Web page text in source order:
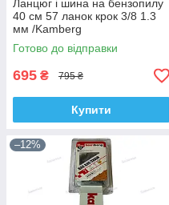
Ланцюг і шина на бензопилу
40 см 57 ланок крок 3/8 1.3
мм /Kamberg
Готово до відправки
695 ₴ 795 ₴
Купити
–12%